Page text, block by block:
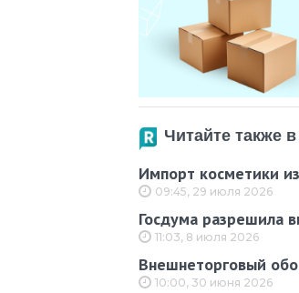
Читайте также
Импорт косметики
09:45, 29 июля 2026
Госдума разрешила
11:03, 8 июля 2026
Внешнеторговый
10:00, 30 июня 2026